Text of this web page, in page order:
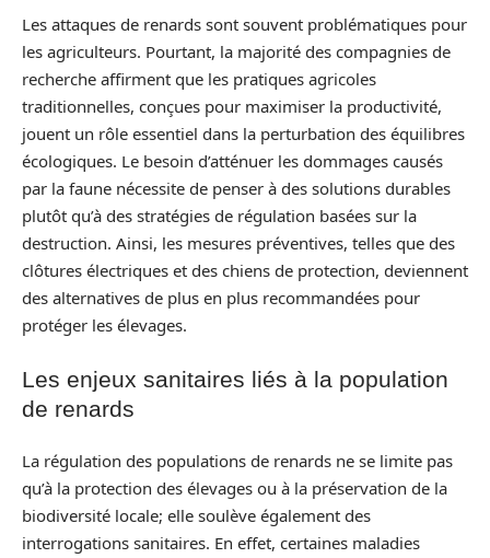
Les attaques de renards sont souvent problématiques pour
les agriculteurs. Pourtant, la majorité des compagnies de
recherche affirment que les pratiques agricoles
traditionnelles, conçues pour maximiser la productivité,
jouent un rôle essentiel dans la perturbation des équilibres
écologiques. Le besoin d’atténuer les dommages causés
par la faune nécessite de penser à des solutions durables
plutôt qu’à des stratégies de régulation basées sur la
destruction. Ainsi, les mesures préventives, telles que des
clôtures électriques et des chiens de protection, deviennent
des alternatives de plus en plus recommandées pour
protéger les élevages.
Les enjeux sanitaires liés à la population
de renards
La régulation des populations de renards ne se limite pas
qu’à la protection des élevages ou à la préservation de la
biodiversité locale; elle soulève également des
interrogations sanitaires. En effet, certaines maladies